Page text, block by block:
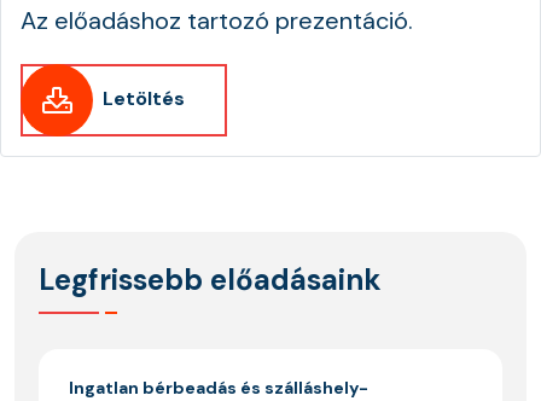
Az előadáshoz tartozó prezentáció.
Letöltés
Legfrissebb előadásaink
Ingatlan bérbeadás és szálláshely-